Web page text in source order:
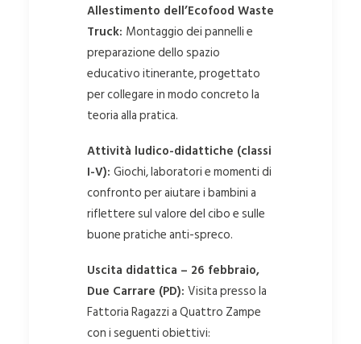
Allestimento dell’Ecofood Waste
Truck: Montaggio dei pannelli e
preparazione dello spazio
educativo itinerante, progettato
per collegare in modo concreto la
teoria alla pratica.
Attività ludico-didattiche (classi
I-V): Giochi, laboratori e momenti di
confronto per aiutare i bambini a
riflettere sul valore del cibo e sulle
buone pratiche anti-spreco.
Uscita didattica – 26 febbraio,
Due Carrare (PD): Visita presso la
Fattoria Ragazzi a Quattro Zampe
con i seguenti obiettivi: